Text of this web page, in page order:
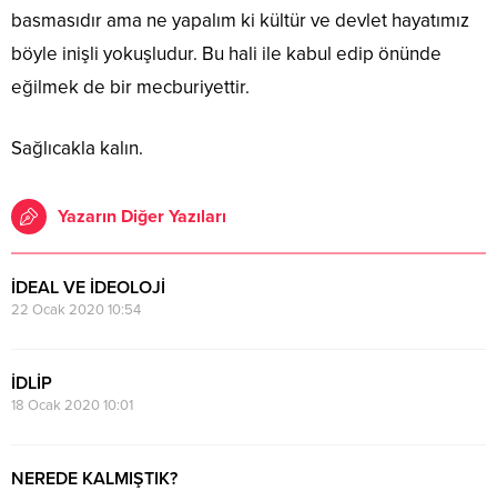
basmasıdır ama ne yapalım ki kültür ve devlet hayatımız
böyle inişli yokuşludur. Bu hali ile kabul edip önünde
eğilmek de bir mecburiyettir.
Sağlıcakla kalın.
Yazarın Diğer Yazıları
İDEAL VE İDEOLOJİ
22 Ocak 2020 10:54
İDLİP
18 Ocak 2020 10:01
NEREDE KALMIŞTIK?